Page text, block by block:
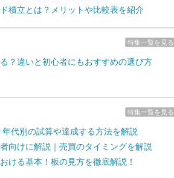
積立とは？メリットや比較表を紹介
特集一覧を見る
？違いと初心者にもおすすめの選び方
特集一覧を見る
代別の試算や達成する方法を解説
向けに解説｜売買のタイミングを解説
ける基本！板の見方を徹底解説！